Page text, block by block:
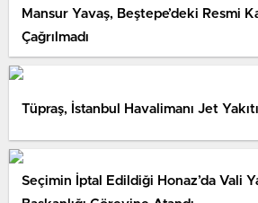
Mansur Yavaş, Beştepe’deki Resmi
Çağrılmadı
Tüpraş, İstanbul Havalimanı Jet
Seçimin İptal Edildiği Honaz’da Vali